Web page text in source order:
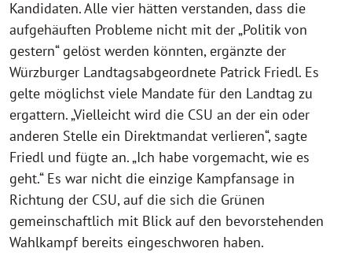
Kandidaten. Alle vier hätten verstanden, dass die
aufgehäuften Probleme nicht mit der „Politik von
gestern“ gelöst werden könnten, ergänzte der
Würzburger Landtagsabgeordnete Patrick Friedl. Es
gelte möglichst viele Mandate für den Landtag zu
ergattern. „Vielleicht wird die CSU an der ein oder
anderen Stelle ein Direktmandat verlieren“, sagte
Friedl und fügte an. „Ich habe vorgemacht, wie es
geht.“ Es war nicht die einzige Kampfansage in
Richtung der CSU, auf die sich die Grünen
gemeinschaftlich mit Blick auf den bevorstehenden
Wahlkampf bereits eingeschworen haben.